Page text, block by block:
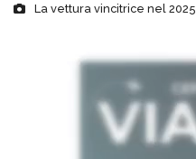
La vettura vincitrice nel 2025